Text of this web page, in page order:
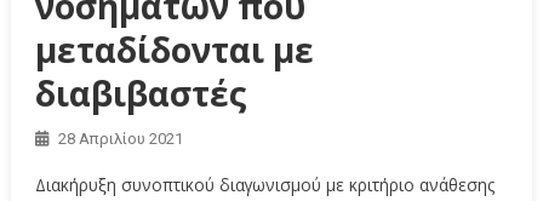
μεταδίδονται με
διαβιβαστές
28 Απριλίου 2021
Διακήρυξη συνοπτικού διαγωνισμού με κριτήριο ανάθεσης